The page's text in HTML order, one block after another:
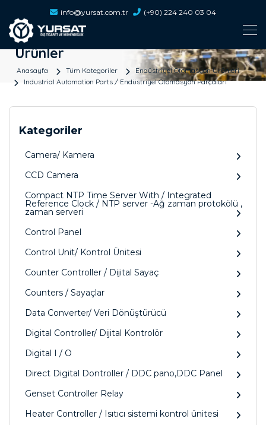
info@yursat.com.tr (+90) 224 240 03 04
Ürünler
Anasayfa Tüm Kategoriler
Endüstriyel Otomasyon Ürünleri
Industrial Automation Parts / Endüstriyel Otomasyon Parçaları
Kategoriler
Camera/ Kamera
CCD Camera
Compact NTP Time Server With / Integrated
Reference Clock / NTP server -Ağ zaman protokölü ,
zaman serveri
Control Panel
Control Unit/ Kontrol Ünitesi
Counter Controller / Dijital Sayaç
Counters / Sayaçlar
Data Converter/ Veri Dönüştürücü
Digital Controller/ Dijital Kontrolör
Digital I / O
Direct Digital Dontroller / DDC pano,DDC Panel
Genset Controller Relay
Heater Controller / Isıtıcı sistemi kontrol ünitesi